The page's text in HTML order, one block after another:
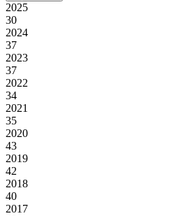
2025
30
2024
37
2023
37
2022
34
2021
35
2020
43
2019
42
2018
40
2017